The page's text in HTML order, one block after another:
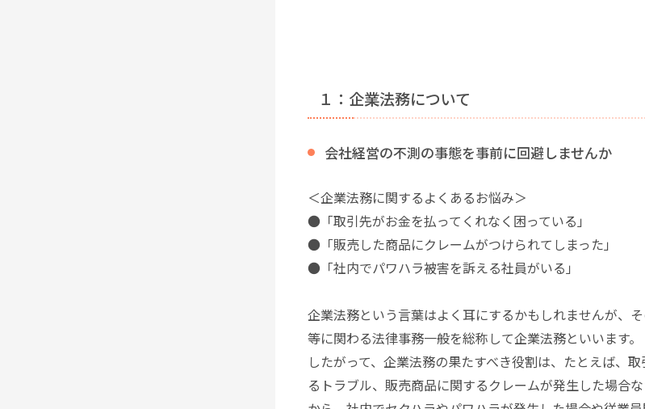
１：企業法務について
会社経営の不測の事態を事前に回避しませんか
＜企業法務に関するよくあるお悩み＞
●「取引先がお金を払ってくれなく困っている」
●「販売した商品にクレームがつけられてしまった」
●「社内でパワハラ被害を訴える社員がいる」
企業法務という言葉はよく耳にするかもしれませんが、
等に関わる法律事務一般を総称して企業法務といいます。
したがって、企業法務の果たすべき役割は、たとえば、
るトラブル、販売商品に関するクレームが発生した場合